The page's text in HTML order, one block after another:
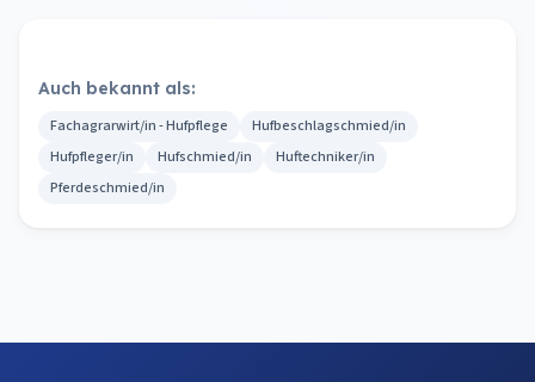
Auch bekannt als:
Fachagrarwirt/in - Hufpflege
Hufbeschlagschmied/in
Hufpfleger/in
Hufschmied/in
Huftechniker/in
Pferdeschmied/in